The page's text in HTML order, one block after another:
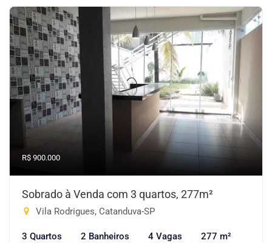
R$ 900.000
Sobrado à Venda com 3 quartos, 277m²
Vila Rodrigues, Catanduva-SP
3 Quartos 2 Banheiros 4 Vagas 277 m²